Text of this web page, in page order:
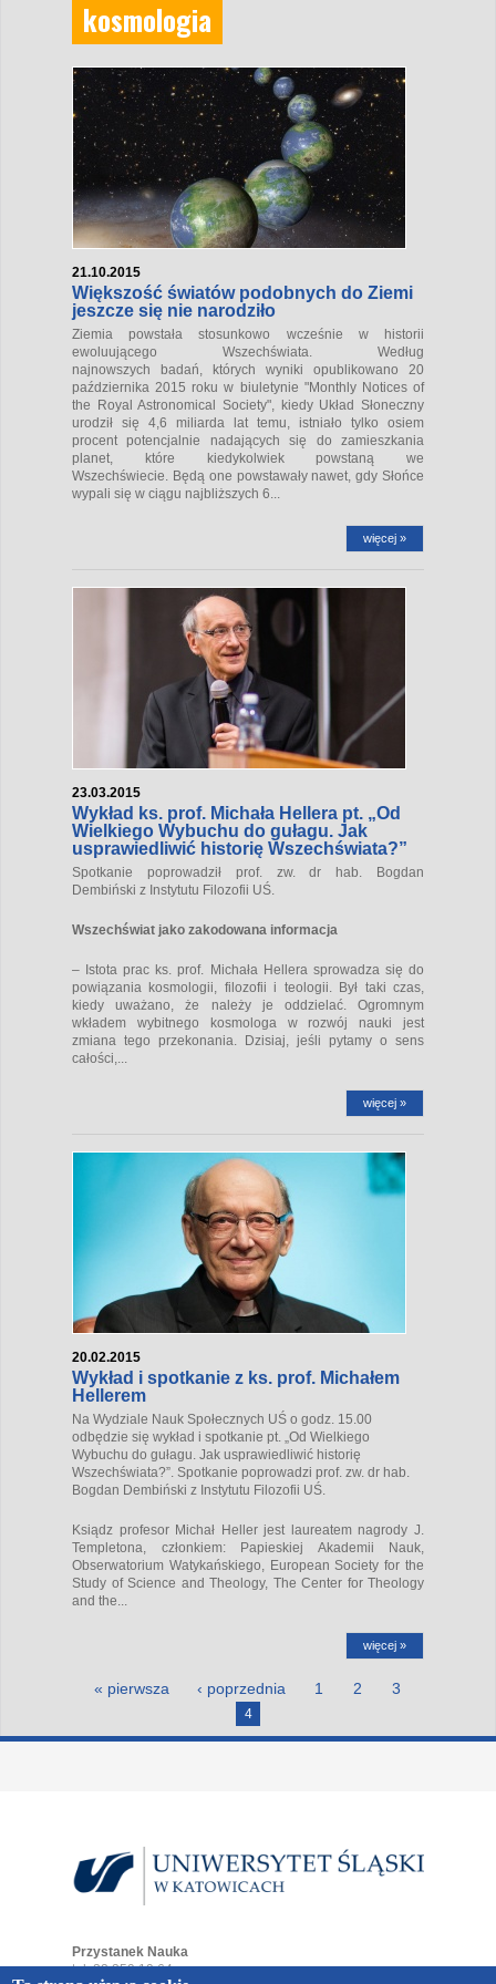
kosmologia
21.10.2015
Większość światów podobnych do Ziemi
jeszcze się nie narodziło
Ziemia powstała stosunkowo wcześnie w historii
ewoluującego Wszechświata. Według
najnowszych badań, których wyniki opublikowano 20
października 2015 roku w biuletynie "Monthly Notices of
the Royal Astronomical Society", kiedy Układ Słoneczny
urodził się 4,6 miliarda lat temu, istniało tylko osiem
procent potencjalnie nadających się do zamieszkania
planet, które kiedykolwiek powstaną we
Wszechświecie. Będą one powstawały nawet, gdy Słońce
wypali się w ciągu najbliższych 6...
więcej »
23.03.2015
Wykład ks. prof. Michała Hellera pt. „Od
Wielkiego Wybuchu do gułagu. Jak
usprawiedliwić historię Wszechświata?”
Spotkanie poprowadził prof. zw. dr hab. Bogdan
Dembiński z Instytutu Filozofii UŚ.
Wszechświat jako zakodowana informacja
– Istota prac ks. prof. Michała Hellera sprowadza się do
powiązania kosmologii, filozofii i teologii. Był taki czas,
kiedy uważano, że należy je oddzielać. Ogromnym
wkładem wybitnego kosmologa w rozwój nauki jest
zmiana tego przekonania. Dzisiaj, jeśli pytamy o sens
całości,...
więcej »
20.02.2015
Wykład i spotkanie z ks. prof. Michałem
Hellerem
Na Wydziale Nauk Społecznych UŚ o godz. 15.00
odbędzie się wykład i spotkanie pt. „Od Wielkiego
Wybuchu do gułagu. Jak usprawiedliwić historię
Wszechświata?”. Spotkanie poprowadzi prof. zw. dr hab.
Bogdan Dembiński z Instytutu Filozofii UŚ.
Ksiądz profesor Michał Heller jest laureatem nagrody J.
Templetona, członkiem: Papieskiej Akademii Nauk,
Obserwatorium Watykańskiego, European Society for the
Study of Science and Theology, The Center for Theology
and the...
więcej »
« pierwsza ‹ poprzednia 1 2 3
4
Przystanek Nauka
tel. 32 359 19 64